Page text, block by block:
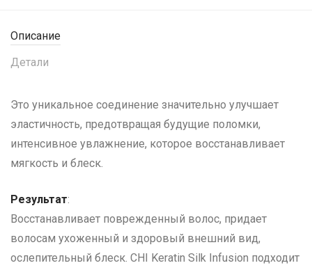
Описание
Детали
Это уникальное соединение значительно улучшает
эластичность, предотвращая будущие поломки,
интенсивное увлажнение, которое восстанавливает
мягкость и блеск.
Результат:
Восстанавливает поврежденный волос, придает
волосам ухоженный и здоровый внешний вид,
ослепительный блеск. CHI Keratin Silk Infusion подходит